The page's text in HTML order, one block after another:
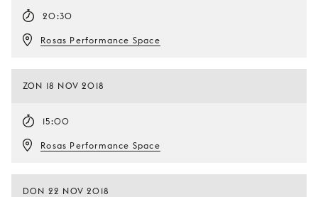
20:30
Rosas Performance Space
ZON 18 NOV 2018
15:00
Rosas Performance Space
DON 22 NOV 2018